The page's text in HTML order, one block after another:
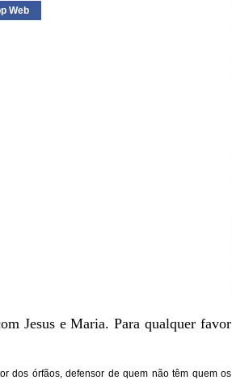
Web
Jesus e Maria. Para qualquer favor
dos órfãos, defensor de quem não têm quem os